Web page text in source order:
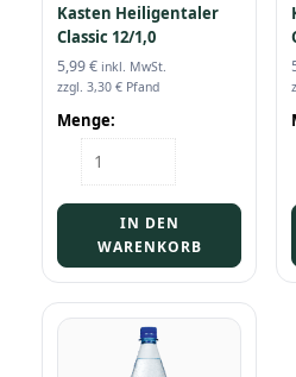
Kasten Heiligentaler
Classic 12/1,0
5,99€ inkl. MwSt.
zzgl. 3,30 € Pfand
Menge:
Kasten
Heiligentaler
12/1,0
Menge
IN DEN
WARENKORB